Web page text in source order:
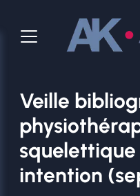
contenu
Veille
intention